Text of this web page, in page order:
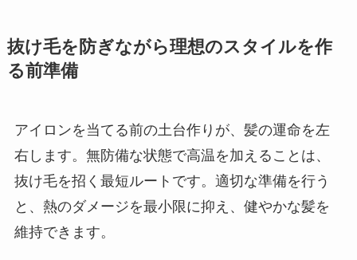
抜け毛を防ぎながら理想のスタイルを作
る前準備
アイロンを当てる前の土台作りが、髪の運命を左
右します。無防備な状態で高温を加えることは、
抜け毛を招く最短ルートです。適切な準備を行う
と、熱のダメージを最小限に抑え、健やかな髪を
維持できます。